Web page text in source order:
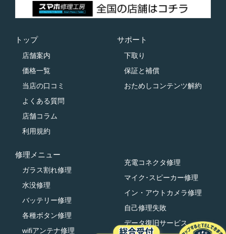
トップ
店舗案内
価格一覧
当店の口コミ
よくある質問
店舗コラム
利用規約
サポート
下取り
保証と補償
おためしコンテンツ解約
修理メニュー
ガラス割れ修理
水没修理
バッテリー修理
各種ボタン修理
wifiアンテナ修理
充電コネクタ修理
マイク･スピーカー修理
イン・アウトカメラ修理
自己修理失敗
データ復旧サービス